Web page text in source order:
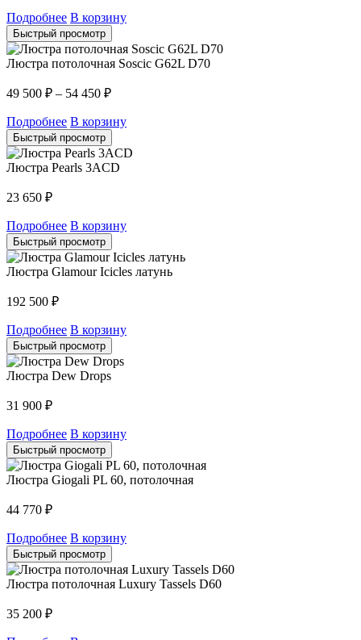
Подробнее В корзину
Быстрый просмотр
Люстра потолочная Soscic G62L D70
49 500 ₽ – 54 450 ₽
Подробнее В корзину
Быстрый просмотр
Люстра Pearls 3ACD
23 650 ₽
Подробнее В корзину
Быстрый просмотр
Люстра Glamour Icicles латунь
192 500 ₽
Подробнее В корзину
Быстрый просмотр
Люстра Dew Drops
31 900 ₽
Подробнее В корзину
Быстрый просмотр
Люстра Giogali PL 60, потолочная
44 770 ₽
Подробнее В корзину
Быстрый просмотр
Люстра потолочная Luxury Tassels D60
35 200 ₽